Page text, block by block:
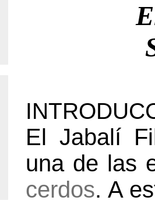
El Jabalí
una de las
cerdos. A